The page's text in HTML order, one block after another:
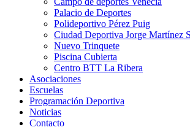
Palacio de Deportes
Polideportivo Pérez Puig
Ciudad Deportiva Jorge Martínez
Nuevo Trinquete
Piscina Cubierta
Centro BTT La Ribera
Asociaciones
Escuelas
Programación Deportiva
Noticias
Contacto